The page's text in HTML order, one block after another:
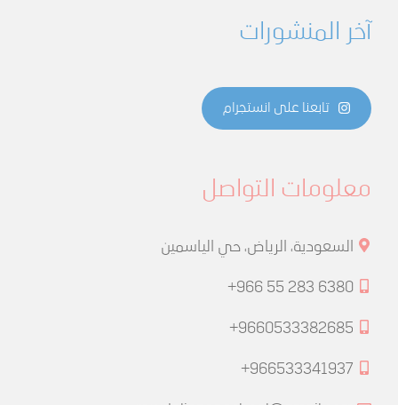
آخر المنشورات
تابعنا على انستجرام
معلومات التواصل
السعودية، الرياض، حي الياسمين
+966 55 283 6380
+9660533382685
+966533341937